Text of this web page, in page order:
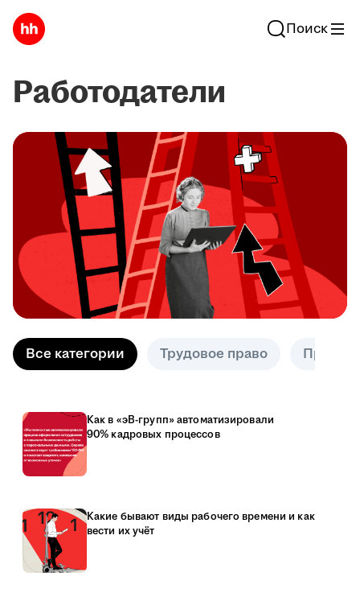
Поиск
Работодатели
Все категории Трудовое право
Как в «эВ-групп» автоматизировали
90% кадровых процессов
Какие бывают виды рабочего времени и как
вести их учёт